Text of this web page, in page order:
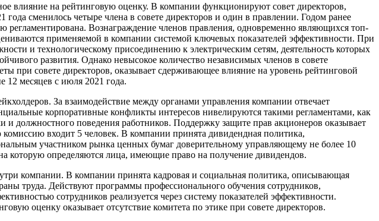
влияние на рейтинговую оценку. В компании функционируют совет директоров,
сменилось четыре члена в совете директоров и один в правлении. Годом ранее
регламентирована. Вознаграждение членов правления, одновременно являющихся топ-
применяемой в компании системой ключевых показателей эффективности. При
и технологическому присоединению к электрическим сетям, деятельность которых
развития. Однако невысокое количество независимых членов в совете
при совете директоров, оказывает сдерживающее влияние на уровень рейтинговой
12 месяцев с июля 2021 года.
За взаимодействие между органами управления компании отвечает
корпоративные конфликты интересов нивелируются такими регламентами, как
должностного поведения работников. Поддержку защите прав акционеров оказывает
входит 5 человек. В компании принята дивидендная политика,
участником рынка ценных бумаг доверительному управляющему не более 10
которую определяются лица, имеющие право на получение дивидендов.
компании. В компании принята кадровая и социальная политика, описывающая
труда. Действуют программы профессионального обучения сотрудников,
сотрудников реализуется через систему показателей эффективности.
оценку оказывает отсутствие комитета по этике при совете директоров.